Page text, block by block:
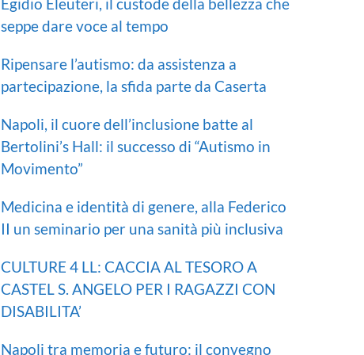
seppe dare voce al tempo
Ripensare l’autismo: da assistenza a
partecipazione, la sfida parte da Caserta
Napoli, il cuore dell’inclusione batte al
Bertolini’s Hall: il successo di “Autismo in
Movimento”
Medicina e identità di genere, alla Federico
II un seminario per una sanità più inclusiva
CULTURE 4 LL: CACCIA AL TESORO A
CASTEL S. ANGELO PER I RAGAZZI CON
DISABILITA’
Napoli tra memoria e futuro: il convegno